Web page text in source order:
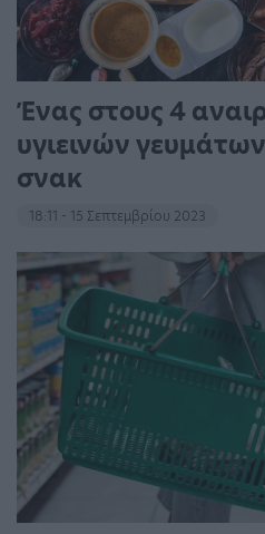
Ένας στους 4
υγιεινών
σνακ
18:11 - 15 Σεπτεμβρίου 2023